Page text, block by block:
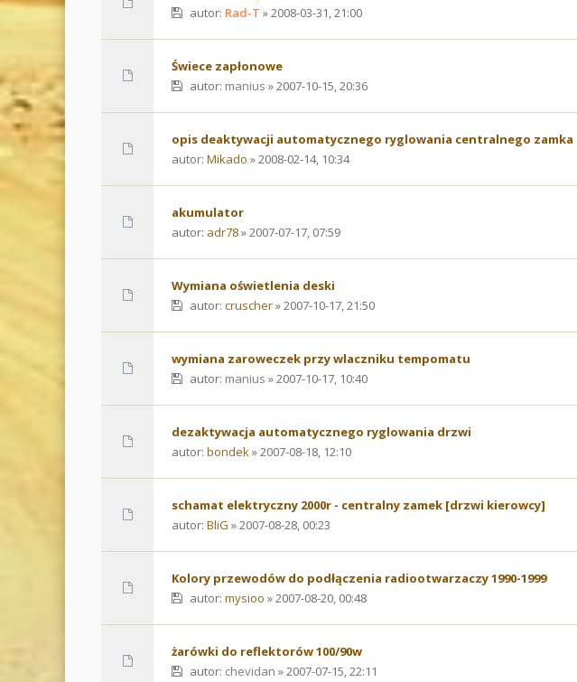
autor: Rad-T » 2008-03-31, 21:00
Świece zapłonowe
autor: manius » 2007-10-15, 20:36
opis deaktywacji automatycznego ryglowania centralnego zamka
autor: Mikado » 2008-02-14, 10:34
akumulator
autor: adr78» 2007-07-17, 07:59
Wymiana oświetlenia deski
autor: cruscher» 2007-10-17, 21:50
wymiana zaroweczek przy wlaczniku tempomatu
autor: manius » 2007-10-17, 10:40
dezaktywacja automatycznego ryglowania drzwi
autor: bondek» 2007-08-18, 12:10
schamat elektryczny 2000r - centralny zamek [drzwi kierowcy]
autor: BliG » 2007-08-28, 00:23
Kolory przewodów do podłączenia radiootwarzaczy 1990-1999
autor: mysioo » 2007-08-20, 00:48
żarówki do reflektorów 100/90w
autor: chevidan » 2007-07-15, 22:11